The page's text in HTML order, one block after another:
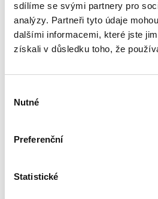
sdílíme se svými partnery pro
analýzy. Partneři tyto údaje
dalšími informacemi, které jste
získali v důsledku toho, že
souhlasu
Nutné
Preferenční
Statistické
ZRYCHLUJE VAŠE
Vysoce výkonná výpočetní
simulace produktů pro automobily,
high-tech, spotřební zboží,
PROCESORY AMD EPYC™
Procesory AMD EPYC™ jsou
nabízejí robustní bezpečnostní
a ISV, dokáží:
• Zrychlit zátěž virtualizovaných